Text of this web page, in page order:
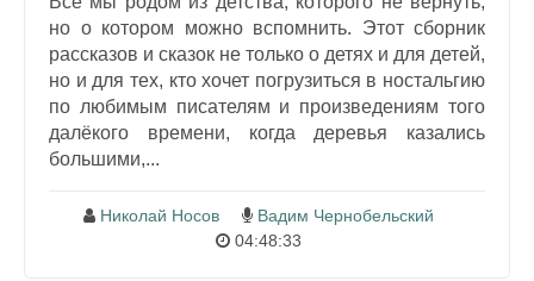
но о котором можно вспомнить. Этот сборник
рассказов и сказок не только о детях и для детей,
но и для тех, кто хочет погрузиться в ностальгию
по любимым писателям и произведениям того
далёкого времени, когда деревья казались
большими,...
Николай Носов
Вадим Чернобельский
04:48:33